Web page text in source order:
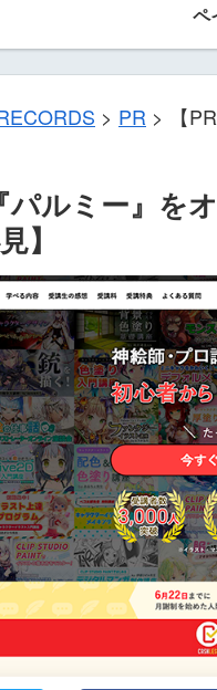
ペ
> PR >
【
パルミー』を
】